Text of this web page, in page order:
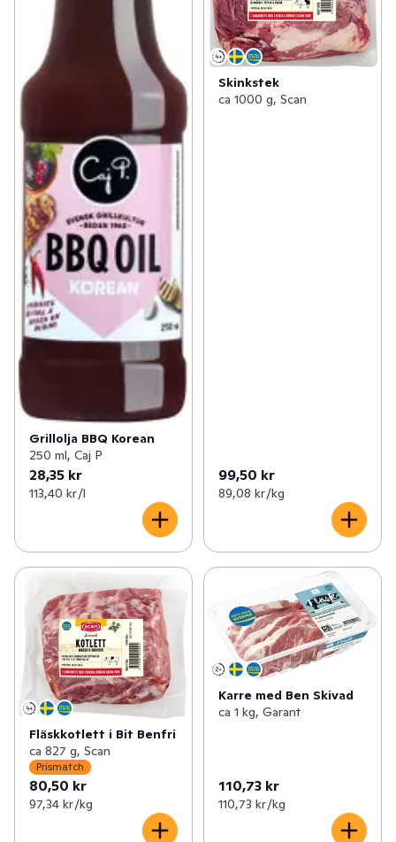
Grillolja BBQ Korean
250 ml, Caj P
28,35 kr
113,40 kr /l
Skinkstek
ca 1000 g, Scan
99,50 kr
89,08 kr /kg
Fläskkotlett i Bit Benfri
ca 827 g, Scan
Prismatch
80,50 kr
97,34 kr /kg
Karre med Ben Skivad
ca 1 kg, Garant
110,73 kr
110,73 kr /kg